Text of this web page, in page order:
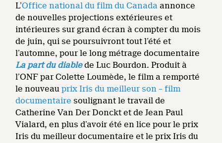
L’Office national du film du Canada annonce
de nouvelles projections extérieures et
intérieures sur grand écran à compter du mois
de juin, qui se poursuivront tout l’été et
l’automne, pour le long métrage documentaire
La part du diablede Luc Bourdon. Produit à
l’ONF par Colette Loumède, le film a remporté
le nouveauprix Iris du meilleur son – film
documentaire soulignant le travail de
Catherine Van Der Donckt et de Jean Paul
Vialard, en plus d’avoir été en lice pour le prix
Iris du meilleur documentaire et le prix Iris du